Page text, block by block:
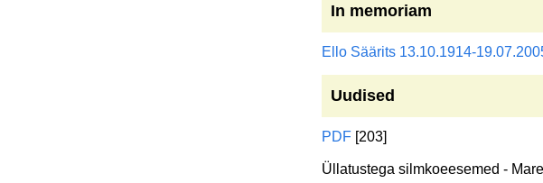
In memoriam
Ello Säärits 13.10.1914-
Uudised
PDF [203]
Üllatustega silmkoeesemed -